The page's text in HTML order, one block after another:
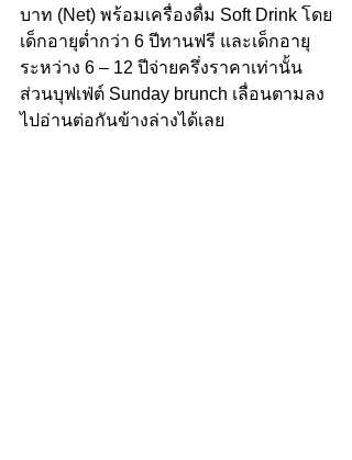
บาท (Net) พร้อมเครื่องดื่ม Soft Drink โดย
เด็กอายุต่ำกว่า 6 ปีทานฟรี และเด็กอายุ
ระหว่าง 6 – 12 ปีจ่ายครึ่งราคาเท่านั้น
ส่วนบุฟเฟ่ต์ Sunday brunch เลื่อนตามลง
ไปอ่านต่อกันข้างล่างได้เลย